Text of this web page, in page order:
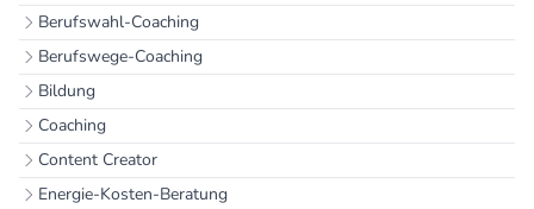
Berufswahl-Coaching
Berufswege-Coaching
Bildung
Coaching
Content Creator
Energie-Kosten-Beratung